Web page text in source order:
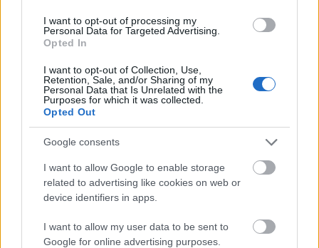
I want to opt-out of processing my
Personal Data for Targeted Advertising.
Opted In
I want to opt-out of Collection, Use,
Retention, Sale, and/or Sharing of my
Personal Data that Is Unrelated with the
Purposes for which it was collected.
Opted Out
Google consents
I want to allow Google to enable storage
related to advertising like cookies on web or
device identifiers in apps.
I want to allow my user data to be sent to
Google for online advertising purposes.